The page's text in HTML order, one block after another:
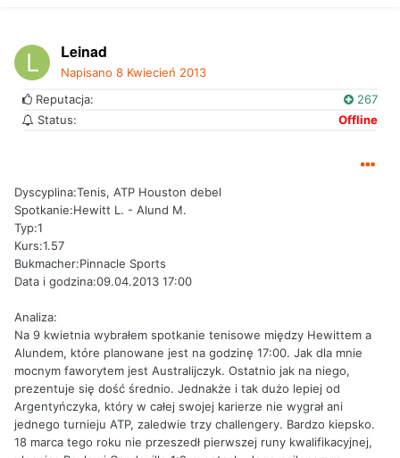
Leinad
Napisano 8 Kwiecień 2013
Reputacja:
267
Status:
Offline
Dyscyplina:Tenis, ATP Houston debel
Spotkanie:Hewitt L. - Alund M.
Typ:1
Kurs:1.57
Bukmacher:Pinnacle Sports
Data i godzina:09.04.2013 17:00
Analiza:
Na 9 kwietnia wybrałem spotkanie tenisowe między Hewittem a
Alundem, które planowane jest na godzinę 17:00. Jak dla mnie
mocnym faworytem jest Australijczyk. Ostatnio jak na niego,
prezentuje się dość średnio. Jednakże i tak dużo lepiej od
Argentyńczyka, który w całej swojej karierze nie wygrał ani
jednego turnieju ATP, zaledwie trzy challengery. Bardzo kiepsko.
18 marca tego roku nie przeszedł pierwszej runy kwalifikacyjnej,